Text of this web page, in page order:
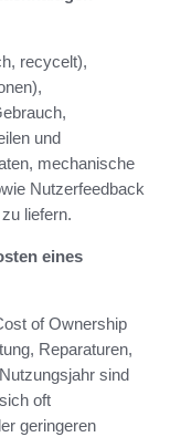
recycelt),
und
mechanische
Nutzerfeedback
liefern.
eines
of Ownership
Reparaturen,
sind
oft
geringeren